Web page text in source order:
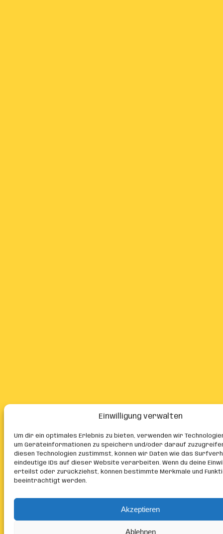
Einwilligung verwalten
Um dir ein optimales Erlebnis zu bieten, verwenden wir
um Geräteinformationen zu speichern und/oder darauf
diesen Technologien zustimmst, können wir Daten wie das
eindeutige IDs auf dieser Website verarbeiten. Wenn du deine
erteilst oder zurückziehst, können bestimmte Merkmale und
beeinträchtigt werden.
Akzeptieren
Ablehnen